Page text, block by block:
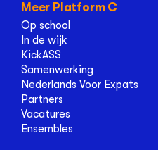
Meer Platform C
Op school
In de wijk
KickASS
Samenwerking
Nederlands Voor Expats
Partners
Vacatures
Ensembles